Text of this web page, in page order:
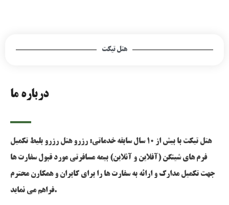
هتل تیکت
درباره ما
هتل تیکت با بیش از 10 سال سابقه خدماتی: رزرو هتل رزرو بلیط تکمیل
فرم های شینگن (آفلاین و آنلاین) بیمه مسافرتی مورد قبول سفارت ها
جهت تکمیل مدارک و ارائه به سفارت ها را برای کابران و همکارن محترم
فراهم می نماید.